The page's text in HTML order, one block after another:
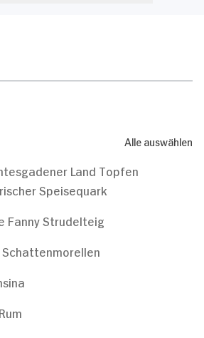
Alle auswählen
Land Topfen
Speisequark
Fanny Strudelteig
Schattenmorellen